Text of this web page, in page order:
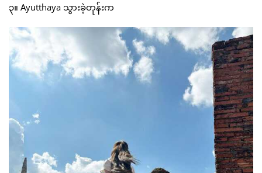
၃။ Ayutthaya သွားခဲ့တုန်းက